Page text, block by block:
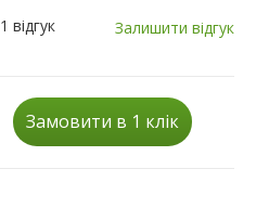
1 відгук Залишити відгук
Замовити в 1 клік